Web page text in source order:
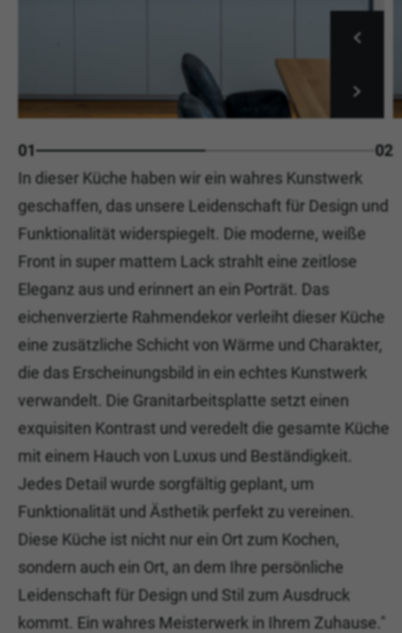
01
02
In dieser Küche haben wir ein wahres Kunstwerk
geschaffen, das unsere Leidenschaft für Design und
Funktionalität widerspiegelt. Die moderne, weiße
Front in super mattem Lack strahlt eine zeitlose
Eleganz aus und erinnert an ein Porträt. Das
eichenverzierte Rahmendekor verleiht dieser Küche
eine zusätzliche Schicht von Wärme und Charakter,
die das Erscheinungsbild in ein echtes Kunstwerk
verwandelt. Die Granitarbeitsplatte setzt einen
exquisiten Kontrast und veredelt die gesamte Küche
mit einem Hauch von Luxus und Beständigkeit.
Jedes Detail wurde sorgfältig geplant, um
Funktionalität und Ästhetik perfekt zu vereinen.
Diese Küche ist nicht nur ein Ort zum Kochen,
sondern auch ein Ort, an dem Ihre persönliche
Leidenschaft für Design und Stil zum Ausdruck
kommt. Ein wahres Meisterwerk in Ihrem Zuhause."